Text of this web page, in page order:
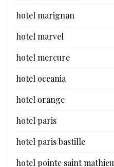
hotel marignan
hotel marvel
hotel mercure
hotel oceania
hotel orange
hotel paris
hotel paris bastille
hotel pointe saint mathieu